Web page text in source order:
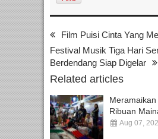
Film Puisi Cinta Yang
Festival Musik Tiga Hari
Berdendang Siap Digelar
Related articles
Ribuan
Aug 07,